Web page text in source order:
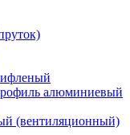
алюминиевый
(вентиляционный)